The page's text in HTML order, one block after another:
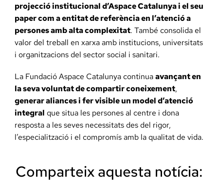
projecció institucional d’Aspace Catalunya i el seu
paper com a entitat de referència en l’atenció a
persones amb alta complexitat. També consolida el
valor del treball en xarxa amb institucions, universitats
i organitzacions del sector social i sanitari.
La Fundació Aspace Catalunya continuaavançant en
la seva voluntat de compartir coneixement,
generar aliances i fer visible un model d’atenció
integral que situa les persones al centre i dona
resposta a les seves necessitats des del rigor,
l’especialització i el compromís amb la qualitat de vida.
Comparteix aquesta notícia: